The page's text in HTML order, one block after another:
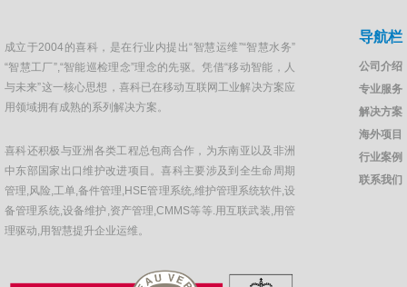
成立于2004的喜科，是在行业内提出“智慧运维”“智慧水务”
“智慧工厂”,“智能巡检理念”理念的先驱。凭借“移动智能，人
与未来”这一核心思想，喜科已在移动互联网工业解决方案应
用领域拥有成熟的系列解决方案。
喜科还积极与亚洲各类工程总包商合作，为东南亚以及非洲
中东部国家出口维护改进项目。喜科主要涉及到全生命周期
管理,风险,工单,备件管理,HSE管理系统,维护管理系统软件,设
备管理系统,设备维护,资产管理,CMMS等等.用互联武装,用管
理驱动,用智慧提升企业运维。
导航栏
公司介绍
专业服务
解决方案
海外项目
行业案例
联系我们